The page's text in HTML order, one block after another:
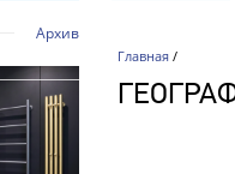
Главная /
Архив